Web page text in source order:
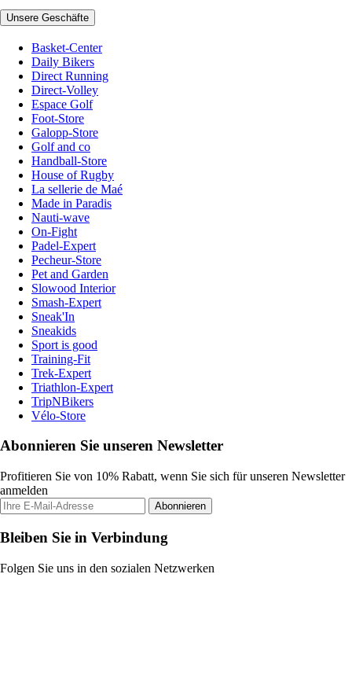
Unsere Geschäfte
Basket-Center
Daily Bikers
Direct Running
Direct-Volley
Espace Golf
Foot-Store
Galopp-Store
Golf and co
Handball-Store
House of Rugby
La sellerie de Maé
Made in Paradis
Nauti-wave
On-Fight
Padel-Expert
Pecheur-Store
Pet and Garden
Slowood Interior
Smash-Expert
Sneak'In
Sneakids
Sport is good
Training-Fit
Trek-Expert
Triathlon-Expert
TripNBikers
Vélo-Store
Abonnieren Sie unseren Newsletter
Profitieren Sie von 10% Rabatt, wenn Sie sich für unseren Newsletter
anmelden
Abonnieren
Bleiben Sie in Verbindung
Folgen Sie uns in den sozialen Netzwerken